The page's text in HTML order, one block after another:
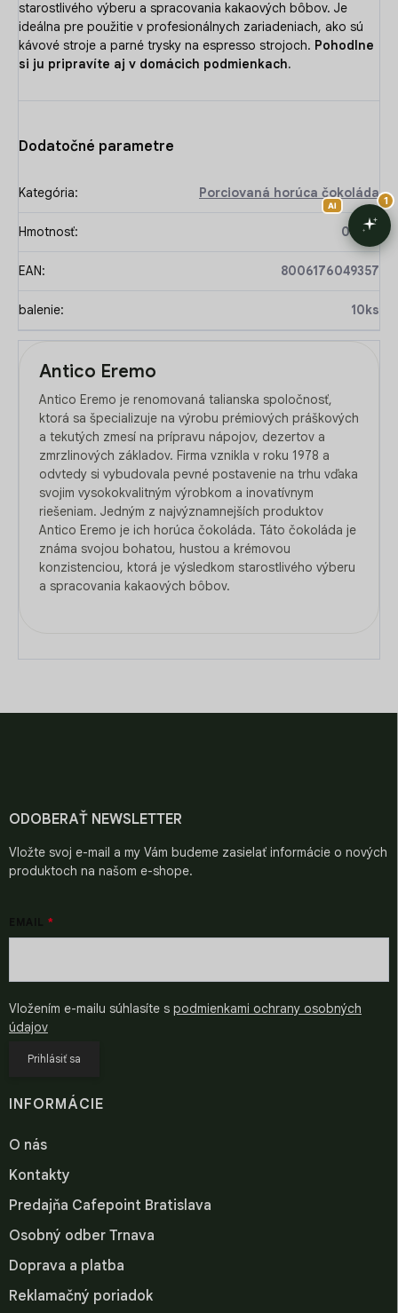
starostlivého výberu a spracovania kakaových bôbov. Je
ideálna pre použitie v profesionálnych zariadeniach, ako sú
kávové stroje a parné trysky na espresso strojoch. Pohodlne
si ju pripravíte aj v domácich podmienkach.
Dodatočné parametre
Kategória: Porciovaná horúca čokoláda
Hmotnosť: 0.3 kg
EAN: 8006176049357
balenie: 10ks
Antico Eremo
Antico Eremo je renomovaná talianska spoločnosť,
ktorá sa špecializuje na výrobu prémiových práškových
a tekutých zmesí na prípravu nápojov, dezertov a
zmrzlinových základov. Firma vznikla v roku 1978 a
odvtedy si vybudovala pevné postavenie na trhu vďaka
svojim vysokokvalitným výrobkom a inovatívnym
riešeniam. Jedným z najvýznamnejších produktov
Antico Eremo je ich horúca čokoláda. Táto čokoláda je
známa svojou bohatou, hustou a krémovou
konzistenciou, ktorá je výsledkom starostlivého výberu
a spracovania kakaových bôbov.
ODOBERAŤ NEWSLETTER
Vložte svoj e-mail a my Vám budeme zasielať informácie o nových
produktoch na našom e-shope.
Vložením e-mailu súhlasíte s podmienkami ochrany osobných
údajov
Prihlásiť sa
INFORMÁCIE
O nás
Kontakty
Predajňa Cafepoint Bratislava
Osobný odber Trnava
Doprava a platba
Reklamačný poriadok